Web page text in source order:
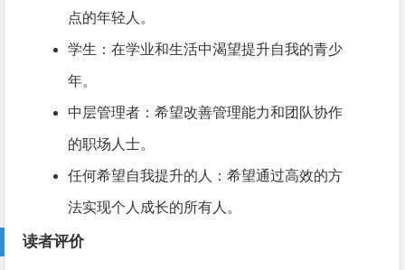
点的年轻人。
学生：在学业和生活中渴望提升自我的青少
年。
中层管理者：希望改善管理能力和团队协作
的职场人士。
任何希望自我提升的人：希望通过高效的方
法实现个人成长的所有人。
读者评价